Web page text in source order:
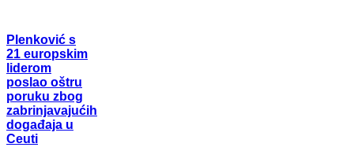
Plenković s
21 europskim
liderom
poslao oštru
poruku zbog
zabrinjavajućih
događaja u
Ceuti